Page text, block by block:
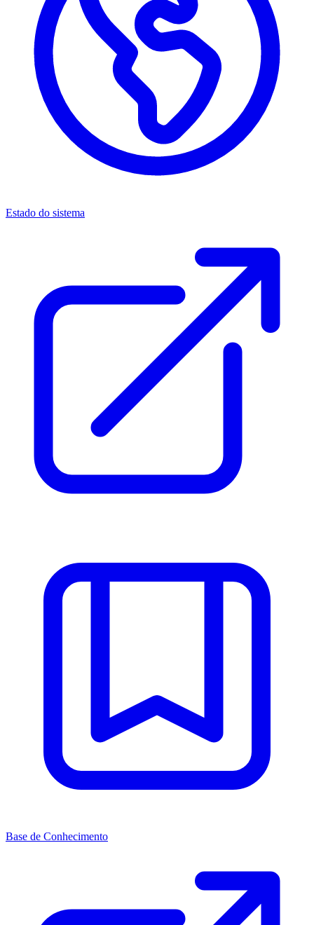
Estado do sistema
Base de Conhecimento